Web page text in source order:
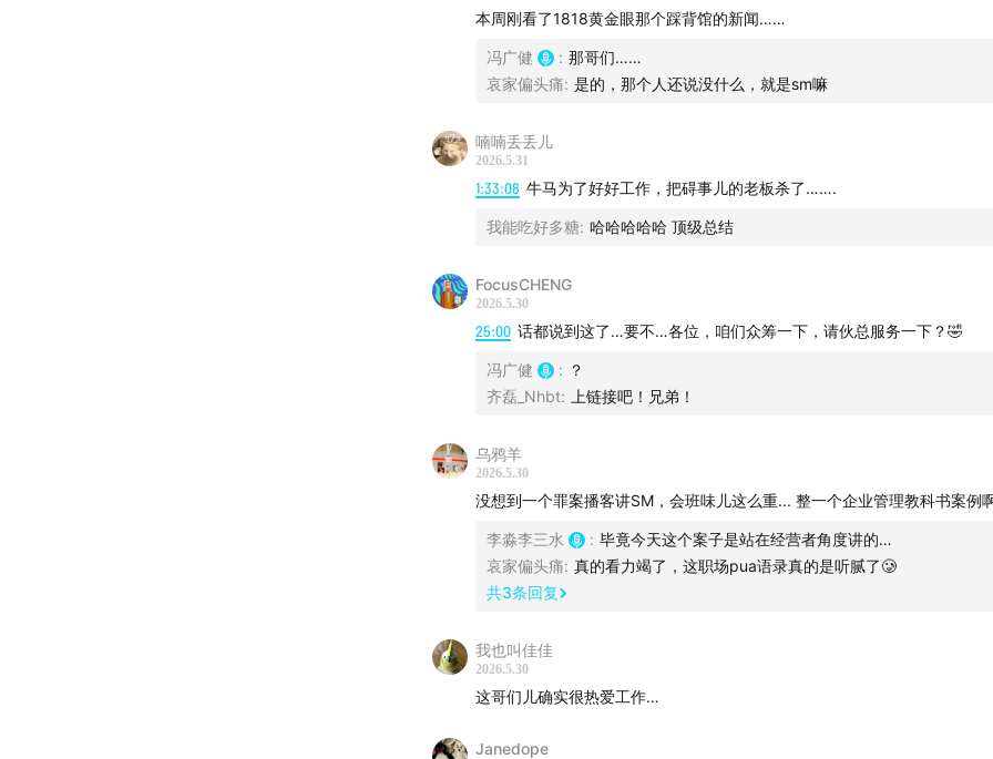
下周一）中午12:00前添加小日微信：bbpark2016，核实后我们会为大
｜商务合作｜
本周刚看了1818黄金眼那个踩背馆的新闻……
冯广健 : 那哥们……
哀家偏头痛: 是的，那个人还说没什么，就是sm嘛
喃喃丢丢儿
2026.5.31
1:33:08 牛马为了好好工作，把碍事儿的老板杀了…….
我能吃好多糖: 哈哈哈哈哈 顶级总结
FocusCHENG
2026.5.30
25:00 话都说到这了…要不…各位，咱们众筹一下，请伙总服务一下？🤣
冯广健 : ？
齐磊_Nhbt: 上链接吧！兄弟！
乌鸦羊
2026.5.30
没想到一个罪案播客讲SM，会班味儿这么重... 整一个企业管理教科书案例
李淼李三水 : 毕竟今天这个案子是站在经营者角度讲的…
哀家偏头痛: 真的看力竭了，这职场pua语录真的是听腻了🥲
共3条回复
我也叫佳佳
2026.5.30
这哥们儿确实很热爱工作…
Janedope